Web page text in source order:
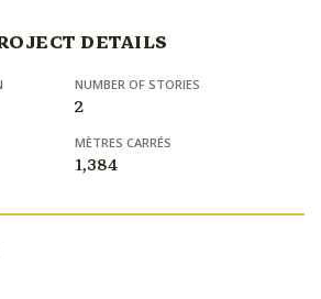
DETAILS
NUMBER OF STORIES
2
MÈTRES CARRÉS
1,384